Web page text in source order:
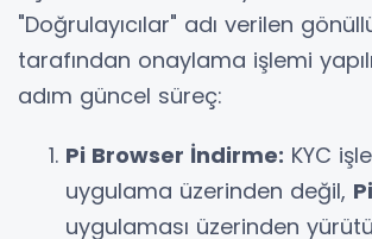
"Doğrulayıcılar" adı verilen
tarafından onaylama işlemi
adım güncel süreç:
Pi Browser İndirme: KYC
uygulama üzerinden değil,
uygulaması üzerinden